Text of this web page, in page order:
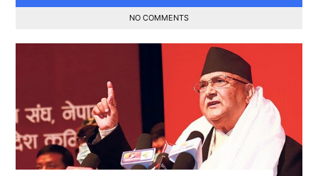
NO COMMENTS